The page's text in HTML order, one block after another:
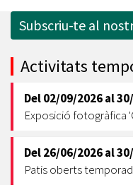
Subscriu-te al
Activitats
Del02/09/2026al
Exposició fotogràfica
Del26/06/2026al
Patis oberts